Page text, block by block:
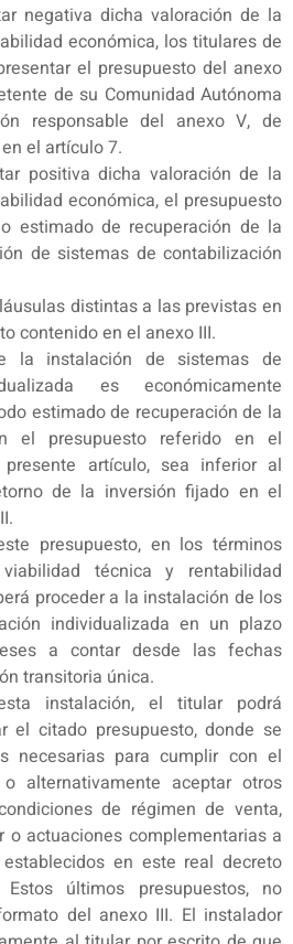
negativa dicha valoración de la
económica, los titulares de
el presupuesto del anexo
de su Comunidad Autónoma
responsable del anexo V, de
el artículo 7.
positiva dicha valoración de la
económica, el presupuesto
estimado de recuperación de la
de sistemas de contabilización
distintas a las previstas en
contenido en el anexo III.
la instalación de sistemas de
es económicamente
estimado de recuperación de la
el presupuesto referido en el
artículo, sea inferior al
de la inversión fijado en el
presupuesto, en los términos
técnica y rentabilidad
proceder a la instalación de los
individualizada en un plazo
a contar desde las fechas
transitoria única.
instalación, el titular podrá
el citado presupuesto, donde se
necesarias para cumplir con el
alternativamente aceptar otros
de régimen de venta,
o actuaciones complementarias a
en este real decreto
últimos presupuestos, no
del anexo III. El instalador